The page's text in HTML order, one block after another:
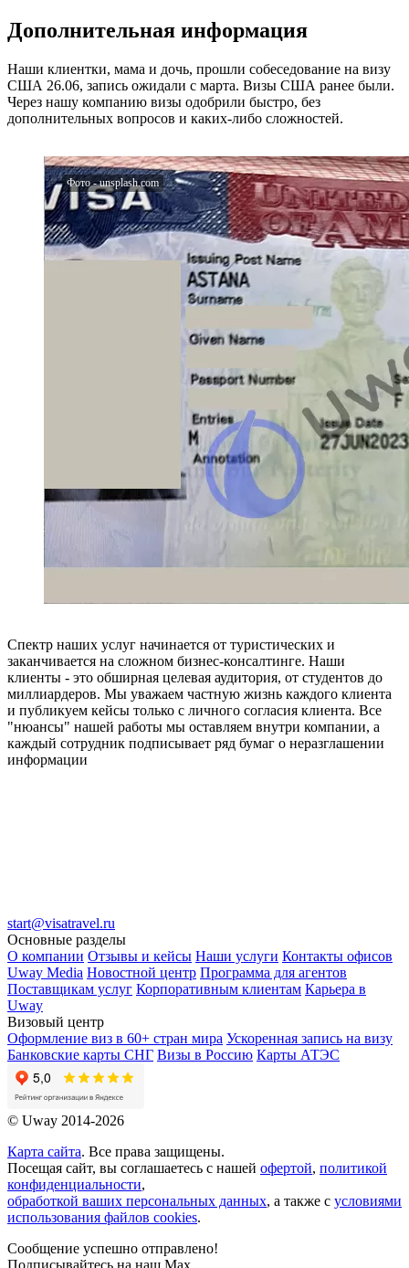
Дополнительная информация
Наши клиентки, мама и дочь, прошли собеседование на визу
США 26.06, запись ожидали с марта. Визы США ранее были.
Через нашу компанию визы одобрили быстро, без
дополнительных вопросов и каких-либо сложностей.
Спектр наших услуг начинается от туристических и
заканчивается на сложном бизнес-консалтинге. Наши
клиенты - это обширная целевая аудитория, от студентов до
миллиардеров. Мы уважаем частную жизнь каждого клиента
и публикуем кейсы только с личного согласия клиента. Все
"нюансы" нашей работы мы оставляем внутри компании, а
каждый сотрудник подписывает ряд бумаг о неразглашении
информации
start@visatravel.ru
Основные разделы
О компании Отзывы и кейсы Наши услуги Контакты офисов
Uway Media Новостной центр Программа для агентов
Поставщикам услуг Корпоративным клиентам Карьера в
Uway
Визовый центр
Оформление виз в 60+ стран мира Ускоренная запись на визу
Банковские карты СНГ Визы в Россию Карты АТЭС
© Uway 2014-2026
Карта сайта. Все права защищены.
Посещая сайт, вы соглашаетесь с нашей офертой, политикой
конфиденциальности,
обработкой ваших персональных данных, а также с условиями
использования файлов cookies.
Сообщение успешно отправлено!